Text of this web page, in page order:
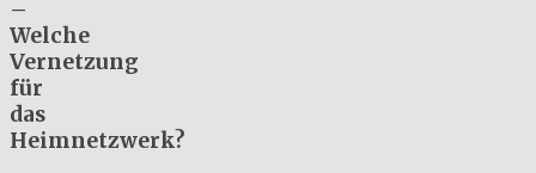
–
Welche
Vernetzung
für
das
Heimnetzwerk?